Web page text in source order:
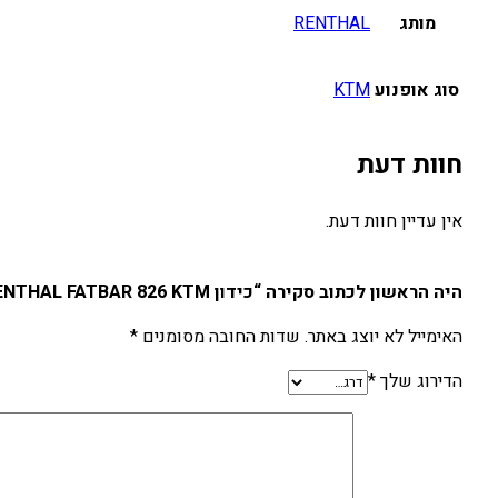
מותג RENTHAL
סוג אופנועKTM
חוות דעת
אין עדיין חוות דעת.
היה הראשון לכתוב סקירה “כידון RENTHAL FATBAR 826 KTM שחור”
האימייל לא יוצג באתר. שדות החובה מסומנים *
הדירוג שלך*